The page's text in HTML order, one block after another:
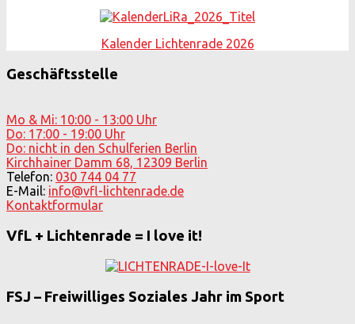
Kalender Lichtenrade 2026
Geschäftsstelle
Mo & Mi: 10:00 - 13:00 Uhr
Do: 17:00 - 19:00 Uhr
Do: nicht in den Schulferien Berlin
Kirchhainer Damm 68, 12309 Berlin
Telefon: 030 744 04 77
E-Mail: info@vfl-lichtenrade.de
Kontaktformular
VfL + Lichtenrade = I love it!
FSJ – Freiwilliges Soziales Jahr im Sport